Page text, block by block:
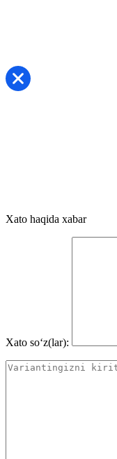
Xato haqida xabar
Xato so‘z(lar):